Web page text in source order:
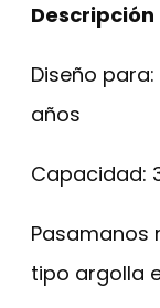
Descripción
Diseño
años
Capacidad:
Pasamanos
tipo argolla